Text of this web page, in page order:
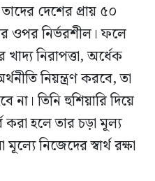
তাদের দেশের প্রায় ৫০
ওপর নির্ভরশীল। ফলে
নিরাপত্তা, অর্ধেক
নিয়ন্ত্রণ করবে, তা
তিনি হুশিয়ারি দিয়ে
হলে তার চড়া মূল্য
নিজেদের স্বার্থ রক্ষা